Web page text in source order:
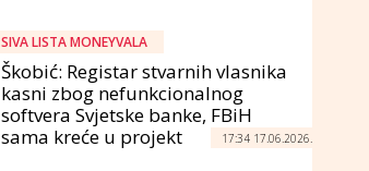
SIVA LISTA MONEYVALA
Škobić: Registar stvarnih vlasnika
kasni zbog nefunkcionalnog
softvera Svjetske banke, FBiH
sama kreće u projekt
17:34 17.06.2026.